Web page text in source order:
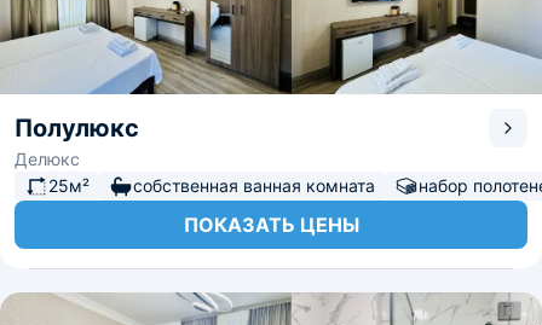
Полулюкс
Делюкс
25м²
собственная ванная комната набор
ПОКАЗАТЬ ЦЕНЫ